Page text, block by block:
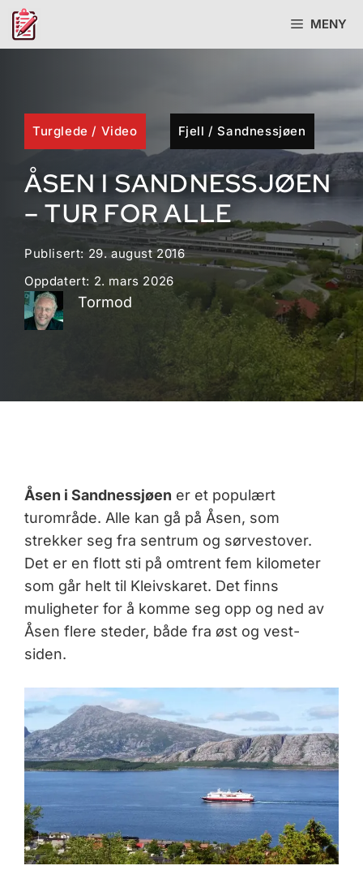
Hopp
MENY
Turglede / Video Fjell /Sandnessjøen
ÅSEN I SANDNESSJØEN
– TUR FOR ALLE
Publisert: 29. august 2016
Oppdatert: 2. mars 2026
Tormod
Åsen i Sandnessjøen er et populært
turområde. Alle kan gå på Åsen, som
strekker seg fra sentrum og sørvestover.
Det er en flott sti på omtrent fem kilometer
som går helt til Kleivskaret. Det finns
muligheter for å komme seg opp og ned av
Åsen flere steder, både fra øst og vest-
siden.